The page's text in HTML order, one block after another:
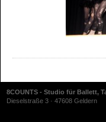
8COUNTS - Studio für Ballett,
Dieselstraße 3 · 47608 Geldern